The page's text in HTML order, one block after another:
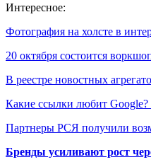
Интересное:
Фотография на холсте в
20 октября состоится
В реестре новостных
Какие ссылки любит
Партнеры РСЯ получили
Бренды усиливают рост